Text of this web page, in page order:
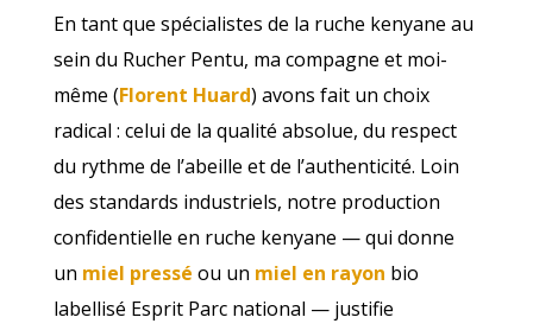
En tant que spécialistes de la ruche kenyane au
sein du Rucher Pentu, ma compagne et moi-
même (Florent Huard) avons fait un choix
radical : celui de la qualité absolue, du respect
du rythme de l’abeille et de l’authenticité. Loin
des standards industriels, notre production
confidentielle en ruche kenyane — qui donne
un miel pressé ou un miel en rayon bio
labellisé Esprit Parc national — justifie